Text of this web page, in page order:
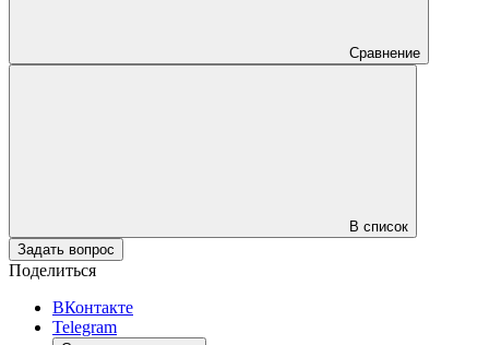
Сравнение
В список
Задать вопрос
Поделиться
ВКонтакте
Telegram